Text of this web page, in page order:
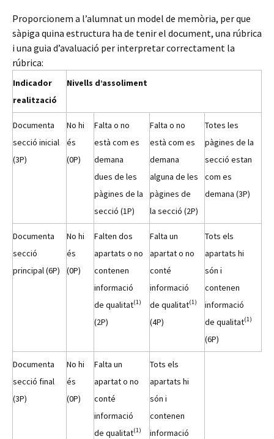
Proporcionem a l’alumnat un model de memòria, per que
sàpiga quina estructura ha de tenir el document, una rúbrica
i una guia d’avaluació per interpretar correctament la
rúbrica:
Indicador
realització
Nivells d’assoliment
Documenta
secció inicial
(3P)
No hi
és
(0P)
Falta o no
està com es
demana
dues de les
pàgines de la
secció (1P)
Falta o no
està com es
demana
alguna de les
pàgines de
la secció (2P)
Totes les
pàgines de la
secció estan
com es
demana (3P)
Documenta
secció
principal (6P)
No hi
és
(0P)
Falten dos
apartats o no
contenen
informació
de qualitat(1)
(2P)
Falta un
apartat o no
conté
informació
de qualitat(1)
(4P)
Tots els
apartats hi
són i
contenen
informació
de qualitat(1)
(6P)
Documenta
secció final
(3P)
No hi
és
(0P)
Falta un
apartat o no
conté
informació
de qualitat(1)
Tots els
apartats hi
són i
contenen
informació